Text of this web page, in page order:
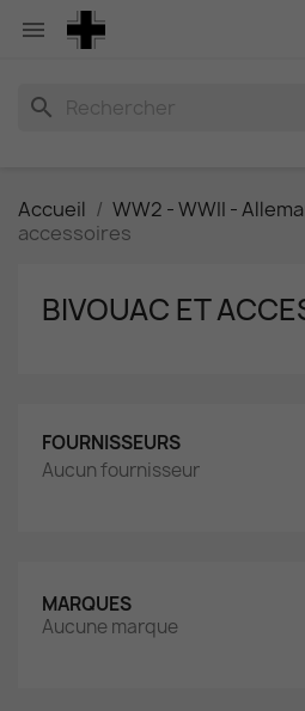

search
Accueil WW2 - WWII -
accessoires
BIVOUAC ET
FOURNISSEURS
Aucun fournisseur
MARQUES
Aucune marque